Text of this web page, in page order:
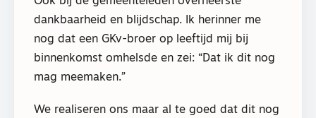
dankbaarheid en blijdschap. Ik herinner me
nog dat een GKv-broer op leeftijd mij bij
binnenkomst omhelsde en zei: “Dat ik dit nog
mag meemaken.”
We realiseren ons maar al te goed dat dit nog